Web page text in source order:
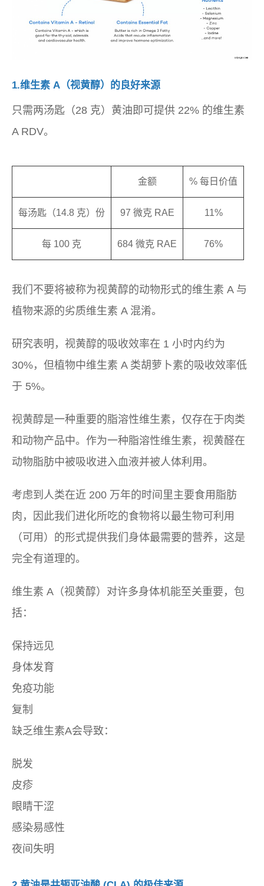
1.维生素 A（视黄醇）的良好来源
只需两汤匙（28 克）黄油即可提供 22% 的维生素
A RDV。
金额 % 每日价值
每汤匙（14.8 克）份 97 微克 RAE 11%
每 100 克 684 微克 RAE 76%
我们不要将被称为视黄醇的动物形式的维生素 A 与
植物来源的劣质维生素 A 混淆。
研究表明，视黄醇的吸收效率在 1 小时内约为
30%，但植物中维生素 A 类胡萝卜素的吸收效率低
于 5%。
视黄醇是一种重要的脂溶性维生素，仅存在于肉类
和动物产品中。作为一种脂溶性维生素，视黄醛在
动物脂肪中被吸收进入血液并被人体利用。
考虑到人类在近 200 万年的时间里主要食用脂肪
肉，因此我们进化所吃的食物将以最生物可利用
（可用）的形式提供我们身体最需要的营养，这是
完全有道理的。
维生素 A（视黄醇）对许多身体机能至关重要，包
括：
保持远见
身体发育
免疫功能
复制
缺乏维生素A会导致：
脱发
皮疹
眼睛干涩
感染易感性
夜间失明